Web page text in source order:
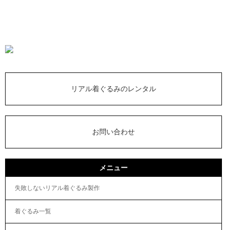
リアル着ぐるみのレンタル
お問い合わせ
メニュー
失敗しないリアル着ぐるみ製作
着ぐるみ一覧